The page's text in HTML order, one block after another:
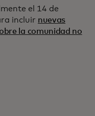
el 14 de
incluir nuevas
la comunidad no